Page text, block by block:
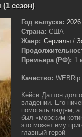
сезон)
Год выпуска: 2026
Страна: США
Жанр: Сериалы /
Премьера (РФ): 1
Качество: WEBRip
Кейси Даттон
владении. Его
помогать людям,
был «морским
это может ему
главный герой